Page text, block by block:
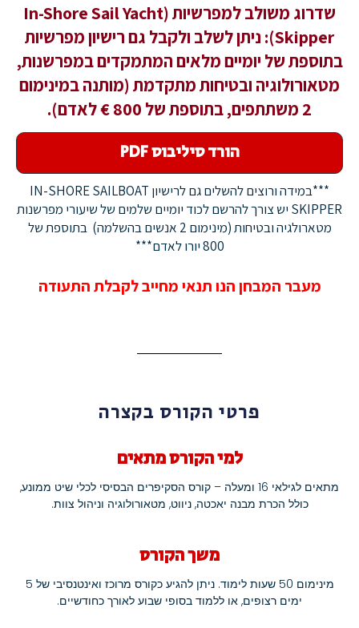
שדרוג משולב למפרשיות (In-Shore Sail Yacht
Skipper): ניתן לשלב ולקבל גם רישיון מפרשיות
בתוספת של יומיים מלאים המתמקדים במפרשנות,
מטאורולוגיה ובטיחות מתקדמת (מותנה במינימום
2 משתתפים, בתוספת של 800 € לאדם).
הורד סיליבוס PDF
***במידה ורוצים להשלים גם לרישיון IN-SHORE SAILBOAT
SKIPPER יש צורך להרשם לכוד יומיים שלמים של שיעורי מפרשנות
מטארולגיה ובטיחות (מינימום 2 אנשים בהשלמה) בתוספת של
800 יורו לאדם***
מעבר המבחן הנו תנאי מחייב לקבלת התעודה
פרטי הקורס בקצרה
למי הקורס מתאים
מתאים לגילאי 16 ומעלה – קורס הסקיפרים הבסיסי לכלי שיט ממונע,
כולל הכרת מבנה יאכטה, ניווט, מטאורולוגיה וניהול צוות.
משך הקורס
מינימום 50 שעות לימוד. ניתן להגיע כקורס מרוכז ואינטנסיבי של 5
ימים רצופים, או ללמוד בסופי שבוע לאורך כחודשיים.